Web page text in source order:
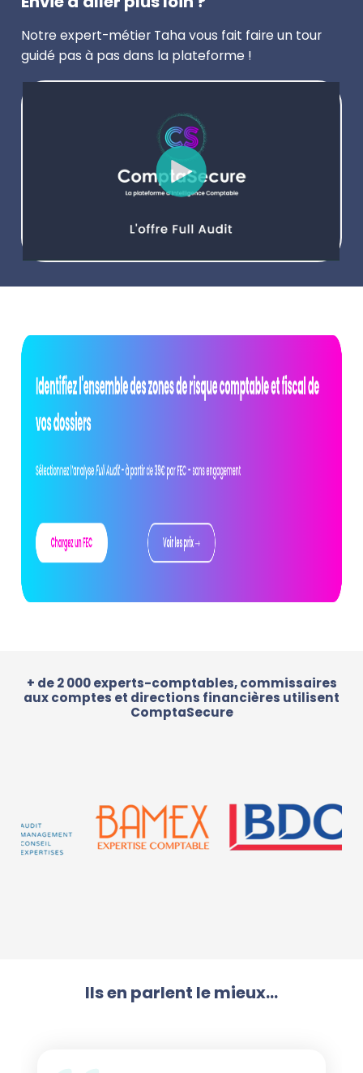
Notre expert-métier Taha vous fait faire un tour
guidé pas à pas dans la plateforme !
+ de 2 000 experts-comptables, commissaires
aux comptes et directions financières utilisent
ComptaSecure
Ils en parlent le mieux...